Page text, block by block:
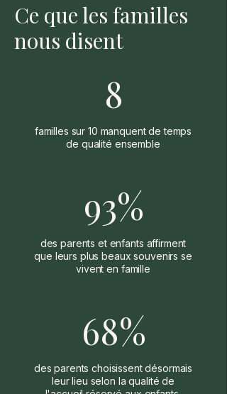
Ce que les familles
nous disent
8
familles sur 10 manquent de temps
de qualité ensemble
93%
des parents et enfants affirment
que leurs plus beaux souvenirs se
vivent en famille
68%
des parents choisissent désormais
leur lieu selon la qualité de